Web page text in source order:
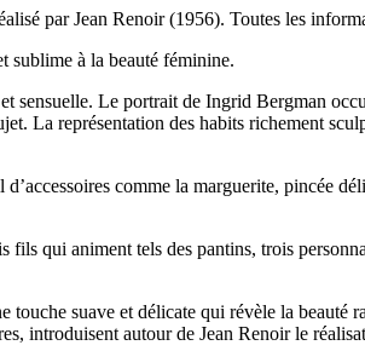
par Jean Renoir (1956). Toutes les
sublime à la beauté féminine.
Le portrait de Ingrid Bergman
La représentation des habits richement
d’accessoires comme la marguerite,
qui animent tels des pantins, trois
suave et délicate qui révèle la
introduisent autour de Jean Renoir le